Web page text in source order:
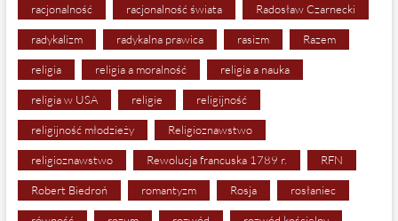
racjonalność racjonalność świata Radosław Czarnecki
radykalizm radykalna prawica rasizm Razem
religia religia a moralność religia a nauka
religia w USA religie religijność
religijność młodzieży Religioznawstwo
religioznawstwo Rewolucja francuska 1789 r. RFN
Robert Biedroń romantyzm Rosja rosłaniec